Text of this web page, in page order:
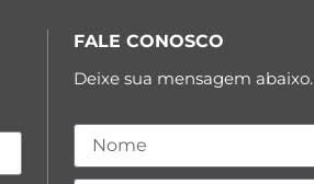
FALE CONOSCO
Deixe sua mensagem abaixo.